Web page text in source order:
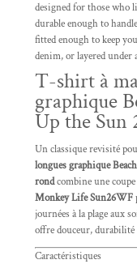
designed for those who
durable enough to
fitted enough to keep
denim, or layered under
T-shirt à
graphique
Up the Sun
Un classique revisité
longues graphique
rondcombine une coupe
Monkey Life Sun26WF
journées à la plage aux
offre douceur, durabilité
Caractéristiques